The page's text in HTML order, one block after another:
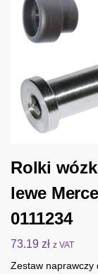
Rolki
lewe
0111234
73.19 zł z VAT
Zestaw naprawczy